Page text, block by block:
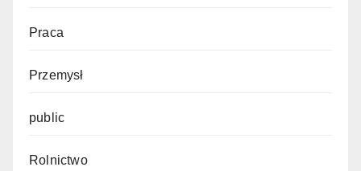
Praca
Przemysł
public
Rolnictwo